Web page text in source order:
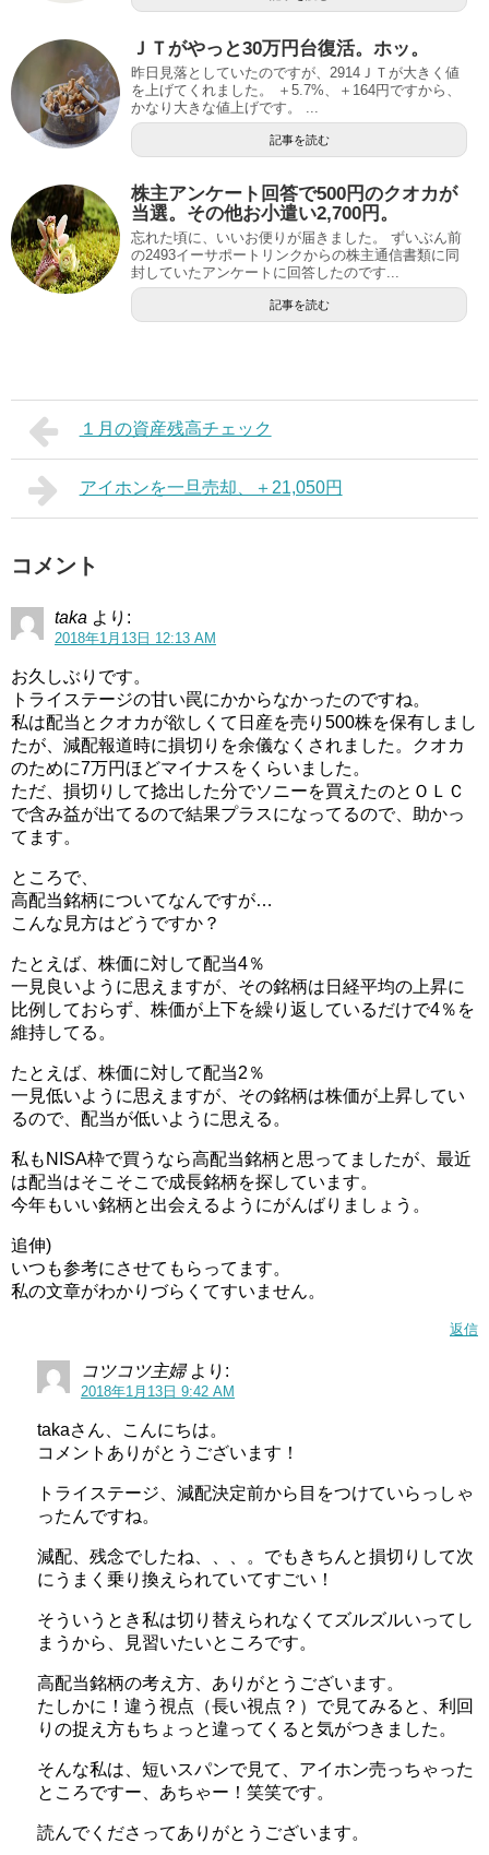
ＪＴがやっと30万円台復活。ホッ。
昨日見落としていたのですが、2914ＪＴが大きく値
を上げてくれました。 ＋5.7%、＋164円ですから、
かなり大きな値上げです。 ...
記事を読む
株主アンケート回答で500円のクオカが
当選。その他お小遣い2,700円。
忘れた頃に、いいお便りが届きました。 ずいぶん前
の2493イーサポートリンクからの株主通信書類に同
封していたアンケートに回答したのです...
記事を読む
１月の資産残高チェック
アイホンを一旦売却、＋21,050円
コメント
taka より:
2018年1月13日 12:13 AM
お久しぶりです。
トライステージの甘い罠にかからなかったのですね。
私は配当とクオカが欲しくて日産を売り500株を保有しまし
たが、減配報道時に損切りを余儀なくされました。クオカ
のために7万円ほどマイナスをくらいました。
ただ、損切りして捻出した分でソニーを買えたのとＯＬＣ
で含み益が出てるので結果プラスになってるので、助かっ
てます。
ところで、
高配当銘柄についてなんですが…
こんな見方はどうですか？
たとえば、株価に対して配当4％
一見良いように思えますが、その銘柄は日経平均の上昇に
比例しておらず、株価が上下を繰り返しているだけで4％を
維持してる。
たとえば、株価に対して配当2％
一見低いように思えますが、その銘柄は株価が上昇してい
るので、配当が低いように思える。
私もNISA枠で買うなら高配当銘柄と思ってましたが、最近
は配当はそこそこで成長銘柄を探しています。
今年もいい銘柄と出会えるようにがんばりましょう。
追伸)
いつも参考にさせてもらってます。
私の文章がわかりづらくてすいません。
返信
コツコツ主婦 より:
2018年1月13日 9:42 AM
takaさん、こんにちは。
コメントありがとうございます！
トライステージ、減配決定前から目をつけていらっしゃ
ったんですね。
減配、残念でしたね、、、。でもきちんと損切りして次
にうまく乗り換えられていてすごい！
そういうとき私は切り替えられなくてズルズルいってし
まうから、見習いたいところです。
高配当銘柄の考え方、ありがとうございます。
たしかに！違う視点（長い視点？）で見てみると、利回
りの捉え方もちょっと違ってくると気がつきました。
そんな私は、短いスパンで見て、アイホン売っちゃった
ところですー、あちゃー！笑笑です。
読んでくださってありがとうございます。